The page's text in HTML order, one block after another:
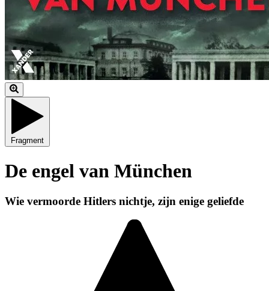
Fragment
De engel van München
Wie vermoorde Hitlers nichtje, zijn enige geliefde